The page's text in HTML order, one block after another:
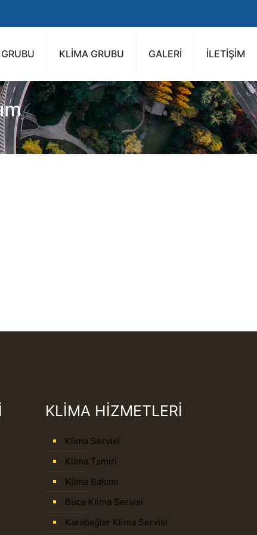
KLİMA GRUBU GALERİ İLETİŞİM
KLİMA HİZMETLERİ
Klima Servisi
Klima Tamiri
Klima Bakımı
Buca Klima Servisi
Karabağlar Klima Servisi